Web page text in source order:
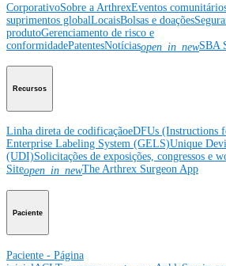
CorporativoSobre a ArthrexEventos
suprimentos globalLocaisBolsas e doações
produtoGerenciamento de risco e
conformidadePatentesNotíciasopen_in_newSBA
Recursos
Linha direta de codificaçãoeDFUs (Instructions
Enterprise Labeling System (GELS)Unique
(UDI)Solicitações de exposições, congressos e
Siteopen_in_newThe Arthrex Surgeon App
Paciente
Paciente - Página